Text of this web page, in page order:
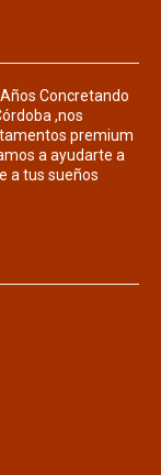
Concretando
,nos
premium
a ayudarte a
a tus sueños